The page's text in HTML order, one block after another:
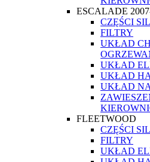
ESCALADE
CZĘŚCI
FILTRY
UKŁAD
UKŁAD
UKŁAD
UKŁAD
FLEETWOOD
CZĘŚCI
FILTRY
UKŁAD